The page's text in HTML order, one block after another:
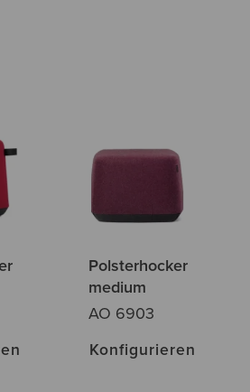
Polsterhocker
medium
AO 6903
Konfigurieren